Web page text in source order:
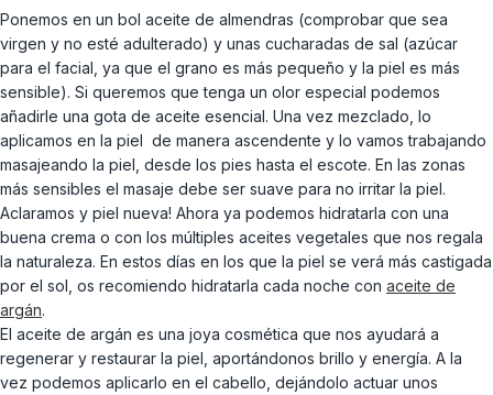
Ponemos en un bol aceite de almendras (comprobar que sea
virgen y no esté adulterado) y unas cucharadas de sal (azúcar
para el facial, ya que el grano es más pequeño y la piel es más
sensible). Si queremos que tenga un olor especial podemos
añadirle una gota de aceite esencial. Una vez mezclado, lo
aplicamos en la piel de manera ascendente y lo vamos trabajando
masajeando la piel, desde los pies hasta el escote. En las zonas
más sensibles el masaje debe ser suave para no irritar la piel.
Aclaramos y piel nueva! Ahora ya podemos hidratarla con una
buena crema o con los múltiples aceites vegetales que nos regala
la naturaleza. En estos días en los que la piel se verá más castigada
por el sol, os recomiendo hidratarla cada noche con aceite de
argán.
El aceite de argán es una joya cosmética que nos ayudará a
regenerar y restaurar la piel, aportándonos brillo y energía. A la
vez podemos aplicarlo en el cabello, dejándolo actuar unos